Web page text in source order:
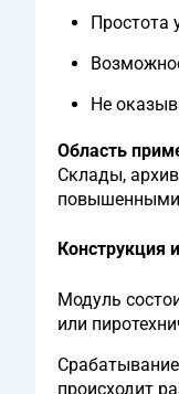
Простота
Не
Область
Склады,
повышенными
Конструкция
Модуль
или
происходит